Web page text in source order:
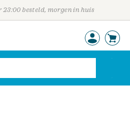
23:00 besteld, morgen in huis